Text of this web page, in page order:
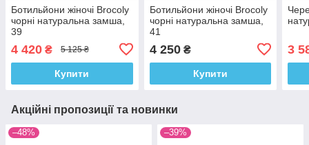
Ботильйони жіночі Brocoly
чорні натуральна замша,
39
4 420 ₴ 5 125 ₴
Купити
Ботильйони жіночі Brocoly
чорні натуральна замша,
41
4 250₴
Купити
3
Акційні пропозиції та новинки
–48% –39%